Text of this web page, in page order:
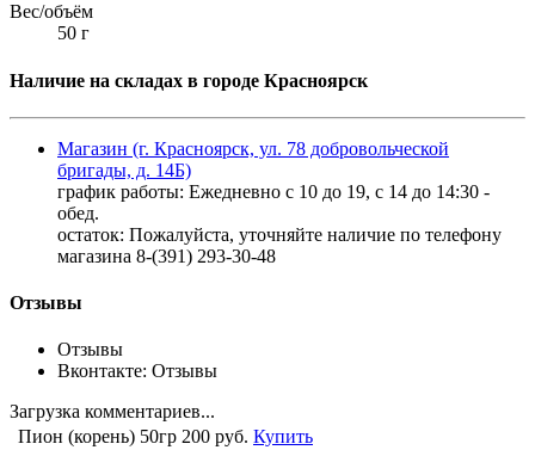
Вес/объём
50 г
Наличие на складах в городе Красноярск
Магазин (г. Красноярск, ул. 78 добровольческой
бригады, д. 14Б)
график работы: Ежедневно с 10 до 19, с 14 до 14:30 -
обед.
остаток: Пожалуйста, уточняйте наличие по телефону
магазина 8-(391) 293-30-48
Отзывы
Отзывы
Вконтакте: Отзывы
Загрузка комментариев...
Пион (корень) 50гр 200 руб. Купить